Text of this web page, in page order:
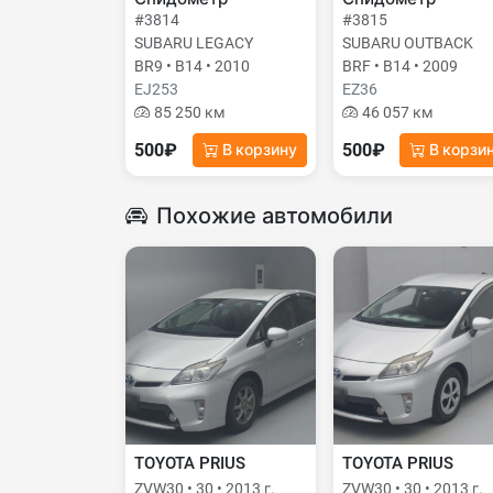
#3814
SUBARU LEGACY
BR9 • B14 • 2010
EJ253
85 250 км
500₽ В корзину
#3815
SUBARU OUTBACK
BRF • B14 • 2009
EZ36
46 057 км
500₽ В
Похожие автомобили
TOYOTA PRIUS
ZVW30 • 30 • 2013 г.
TOYOTA PRIUS
ZVW30 • 30 • 2013 г.